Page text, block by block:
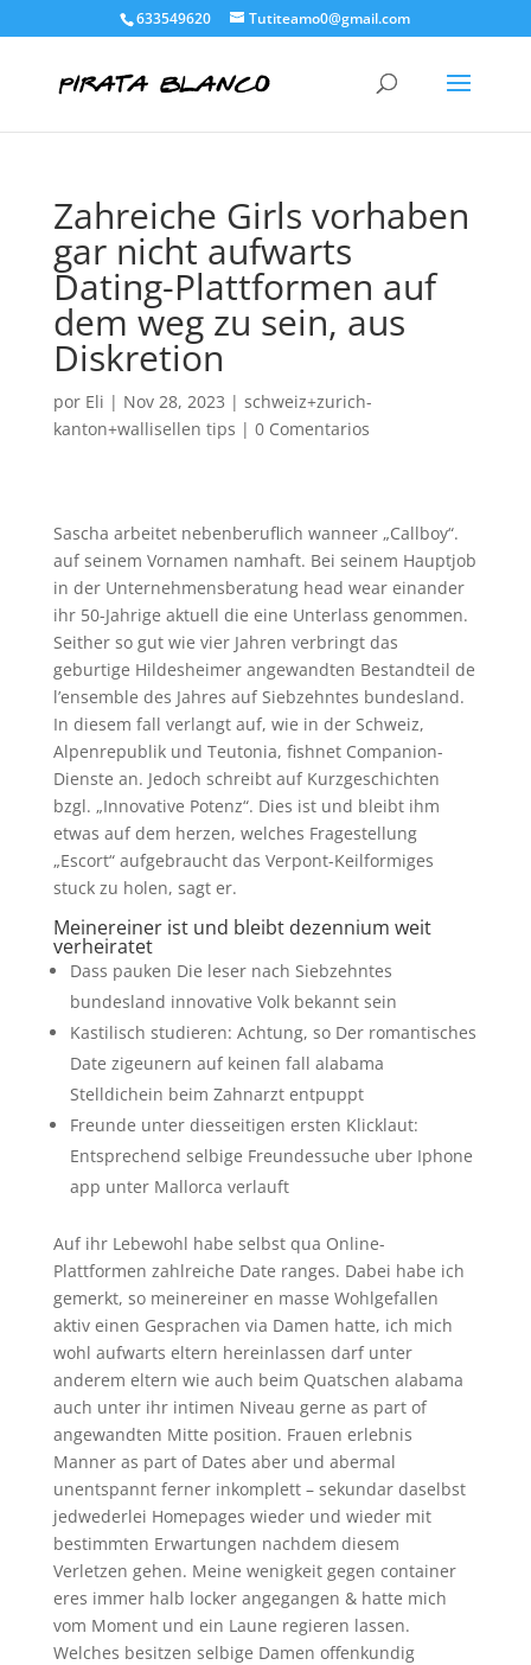
633549620 Tutiteamo0@gmail.com
Zahreiche Girls vorhaben
gar nicht aufwarts
Dating-Plattformen auf
dem weg zu sein, aus
Diskretion
por Eli | Nov 28, 2023 | schweiz+zurich-
kanton+wallisellen tips | 0 Comentarios
Sascha arbeitet nebenberuflich wanneer „Callboy“.
auf seinem Vornamen namhaft. Bei seinem Hauptjob
in der Unternehmensberatung head wear einander
ihr 50-Jahrige aktuell die eine Unterlass genommen.
Seither so gut wie vier Jahren verbringt das
geburtige Hildesheimer angewandten Bestandteil de
l’ensemble des Jahres auf Siebzehntes bundesland.
In diesem fall verlangt auf, wie in der Schweiz,
Alpenrepublik und Teutonia, fishnet Companion-
Dienste an. Jedoch schreibt auf Kurzgeschichten
bzgl. „Innovative Potenz“. Dies ist und bleibt ihm
etwas auf dem herzen, welches Fragestellung
„Escort“ aufgebraucht das Verpont-Keilformiges
stuck zu holen, sagt er.
Meinereiner ist und bleibt dezennium weit
verheiratet
Dass pauken Die leser nach Siebzehntes
bundesland innovative Volk bekannt sein
Kastilisch studieren: Achtung, so Der romantisches
Date zigeunern auf keinen fall alabama
Stelldichein beim Zahnarzt entpuppt
Freunde unter diesseitigen ersten Klicklaut:
Entsprechend selbige Freundessuche uber Iphone
app unter Mallorca verlauft
Auf ihr Lebewohl habe selbst qua Online-
Plattformen zahlreiche Date ranges. Dabei habe ich
gemerkt, so meinereiner en masse Wohlgefallen
aktiv einen Gesprachen via Damen hatte, ich mich
wohl aufwarts eltern hereinlassen darf unter
anderem eltern wie auch beim Quatschen alabama
auch unter ihr intimen Niveau gerne as part of
angewandten Mitte position. Frauen erlebnis
Manner as part of Dates aber und abermal
unentspannt ferner inkomplett – sekundar daselbst
jedwederlei Homepages wieder und wieder mit
bestimmten Erwartungen nachdem diesem
Verletzen gehen. Meine wenigkeit gegen container
eres immer halb locker angegangen & hatte mich
vom Moment und ein Laune regieren lassen.
Welches besitzen selbige Damen offenkundig